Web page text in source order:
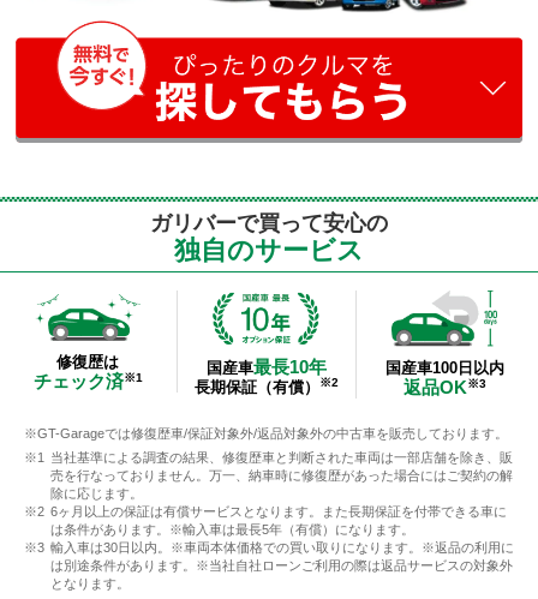
ガリバーで買って安心の
独自のサービス
修復歴は
チェック済※1
国産車最長10年
長期保証（有償） ※2
国産車100日以内
返品OK※3
GT-Garageでは修復歴車/保証対象外/返品対象外の中古車を販売しております。
当社基準による調査の結果、修復歴車と判断された車両は一部店舗を除き、販
売を行なっておりません。万一、納車時に修復歴があった場合にはご契約の解
除に応じます。
6ヶ月以上の保証は有償サービスとなります。また長期保証を付帯できる車に
は条件があります。※輸入車は最長5年（有償）になります。
輸入車は30日以内。※車両本体価格での買い取りになります。※返品の利用に
は別途条件があります。※当社自社ローンご利用の際は返品サービスの対象外
となります。